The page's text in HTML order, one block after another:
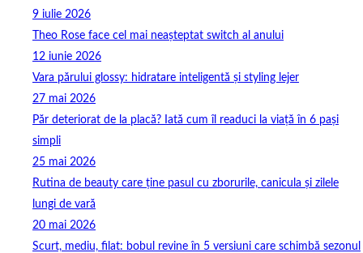
9 iulie 2026
Theo Rose face cel mai neașteptat switch al anului
12 iunie 2026
Vara părului glossy: hidratare inteligentă și styling lejer
27 mai 2026
Păr deteriorat de la placă? Iată cum îl readuci la viață în 6 pași
simpli
25 mai 2026
Rutina de beauty care ține pasul cu zborurile, canicula și zilele
lungi de vară
20 mai 2026
Scurt, mediu, filat: bobul revine în 5 versiuni care schimbă sezonul